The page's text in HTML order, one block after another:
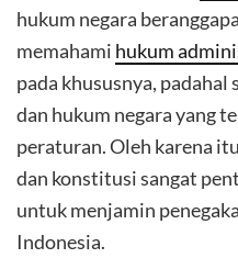
hukum negara
memahami hukum
pada khususnya, padahal
dan hukum negara yang
peraturan. Oleh karena
dan konstitusi sangat
untuk menjamin
Indonesia.